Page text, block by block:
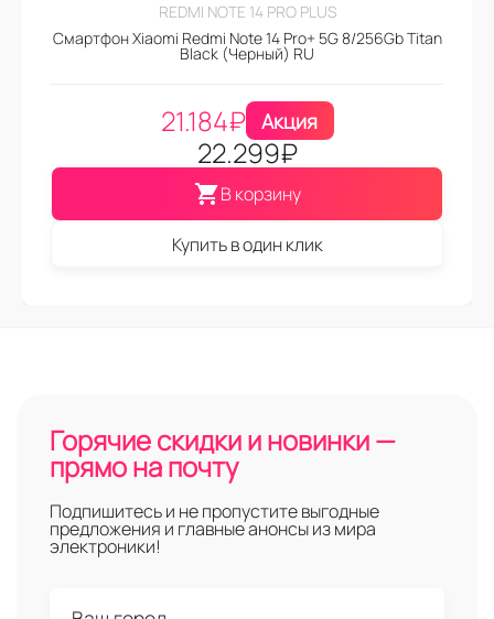
REDMI NOTE 14 PRO PLUS
Смартфон Xiaomi Redmi Note 14 Pro+ 5G 8/256Gb Titan
Black (Черный) RU
21.184₽ Акция
22.299₽
В корзину
Купить в один клик
Горячие скидки и новинки —
прямо на почту
Подпишитесь и не пропустите выгодные
предложения и главные анонсы из мира
электроники!